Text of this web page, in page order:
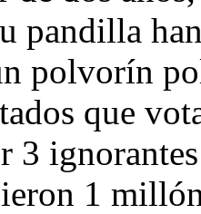
pandilla
polvorín
que
3
1